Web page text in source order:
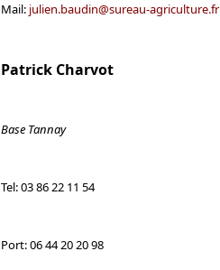
Mail: julien.baudin@sureau-agriculture.fr
Patrick Charvot
Base Tannay
Tel: 03 86 22 11 54
Port: 06 44 20 20 98